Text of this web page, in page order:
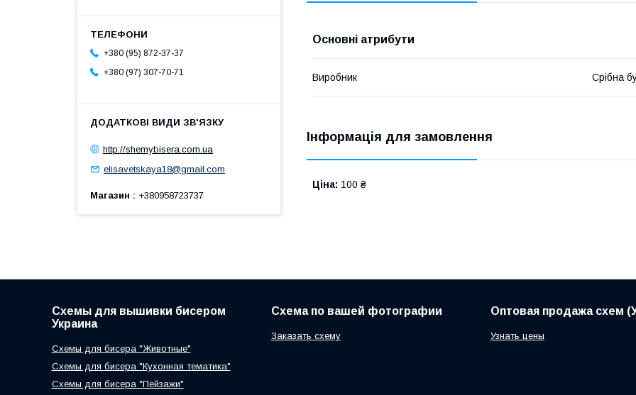
Основні атрибути
Виробник Срібна
Інформація для замовлення
Ціна: 100 ₴
+380 (95) 872-37-37
+380 (97) 307-70-71
http://shemybisera.com.ua
elisavetskaya18@gmail.com
Магазин +380958723737
Схемы для вышивки бисером
Украина
Схемы для бисера "Животные"
Схемы для бисера "Кухонная тематика"
Схемы для бисера "Пейзажи"
Схема по вашей фотографии
Заказать схему
Оптовая продажа схем
Узнать цены